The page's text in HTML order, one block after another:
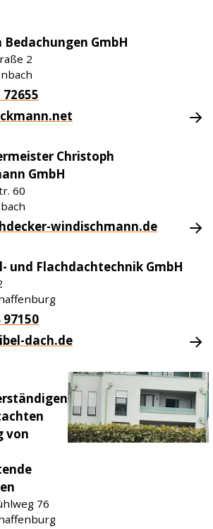
GmbH
2
72655
Christoph
GmbH
60
windischmann.de
und Flachdachtechnik GmbH
97150
dach.de
von
76